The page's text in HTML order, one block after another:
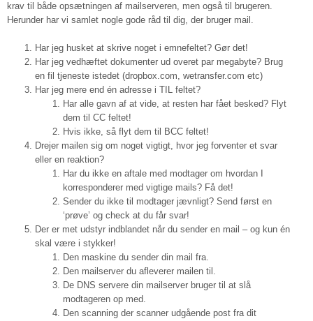
krav til både opsætningen af mailserveren, men også til brugeren.
Herunder har vi samlet nogle gode råd til dig, der bruger mail.
Har jeg husket at skrive noget i emnefeltet? Gør det!
Har jeg vedhæftet dokumenter ud overet par megabyte? Brug
en fil tjeneste istedet (dropbox.com, wetransfer.com etc)
Har jeg mere end én adresse i TIL feltet?
Har alle gavn af at vide, at resten har fået besked? Flyt
dem til CC feltet!
Hvis ikke, så flyt dem til BCC feltet!
Drejer mailen sig om noget vigtigt, hvor jeg forventer et svar
eller en reaktion?
Har du ikke en aftale med modtager om hvordan I
korresponderer med vigtige mails? Få det!
Sender du ikke til modtager jævnligt? Send først en
‘prøve’ og check at du får svar!
Der er met udstyr indblandet når du sender en mail – og kun én
skal være i stykker!
Den maskine du sender din mail fra.
Den mailserver du afleverer mailen til.
De DNS servere din mailserver bruger til at slå
modtageren op med.
Den scanning der scanner udgående post fra dit